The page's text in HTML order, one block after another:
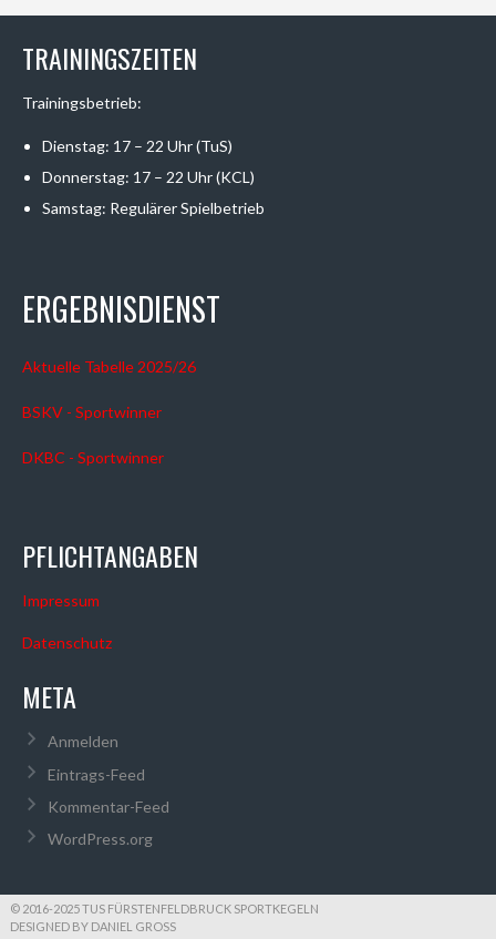
TRAININGSZEITEN
Trainingsbetrieb:
Dienstag: 17 – 22 Uhr (TuS)
Donnerstag: 17 – 22 Uhr (KCL)
Samstag: Regulärer Spielbetrieb
ERGEBNISDIENST
Aktuelle Tabelle 2025/26
BSKV - Sportwinner
DKBC - Sportwinner
PFLICHTANGABEN
Impressum
Datenschutz
META
Anmelden
Eintrags-Feed
Kommentar-Feed
WordPress.org
© 2016-2025 TUS FÜRSTENFELDBRUCK SPORTKEGELN
DESIGNED BY DANIEL GROSS